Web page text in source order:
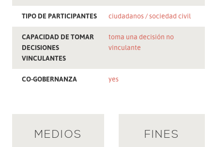
TIPO DE PARTICIPANTES ciudadanos sociedad civil
CAPACIDAD DE TOMAR
DECISIONES
VINCULANTES
toma una decisión no
vinculante
CO-GOBERNANZA yes
MEDIOS FINES